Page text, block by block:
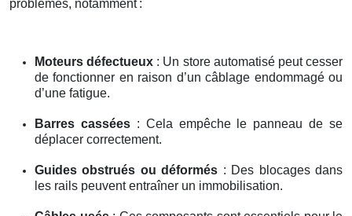
problèmes, notamment :
Moteurs défectueux : Un store automatisé peut cesser
de fonctionner en raison d’un câblage endommagé ou
d’une fatigue.
Barres cassées: Cela empêche le panneau de se
déplacer correctement.
Guides obstrués ou déformés : Des blocages dans
les rails peuvent entraîner un immobilisation.